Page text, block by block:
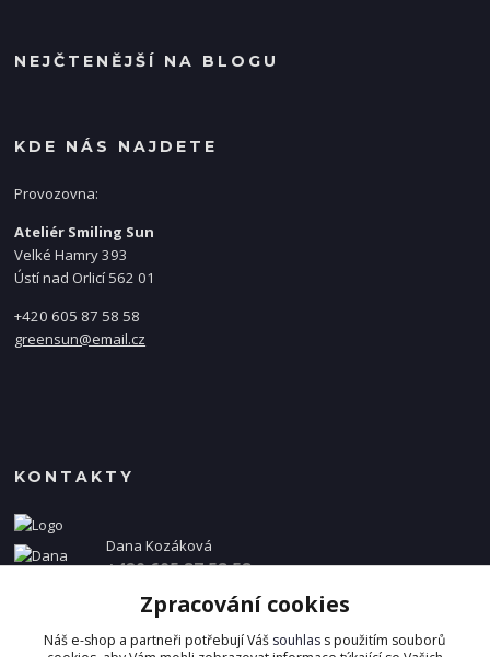
NEJČTENĚJŠÍ NA BLOGU
KDE NÁS NAJDETE
Provozovna:
Ateliér Smiling Sun
Velké Hamry 393
Ústí nad Orlicí 562 01
+420 605 87 58 58
greensun@email.cz
KONTAKTY
Dana Kozáková
+420 605 87 58 58
info@danakozakova.cz
Zpracování cookies
Náš e-shop a partneři potřebují Váš souhlas s použitím souborů